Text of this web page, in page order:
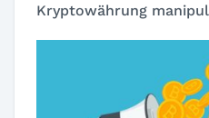
Kryptowährung